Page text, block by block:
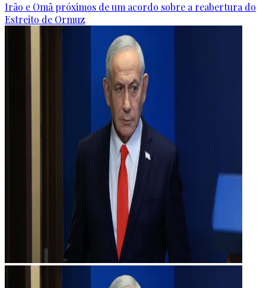
Irão e Omã próximos de um acordo sobre a reabertura do
Estreito de Ormuz